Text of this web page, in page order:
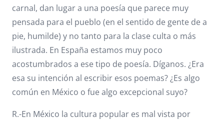
carnal, dan lugar a una poesía que parece muy
pensada para el pueblo (en el sentido de gente de a
pie, humilde) y no tanto para la clase culta o más
ilustrada. En España estamos muy poco
acostumbrados a ese tipo de poesía. Díganos. ¿Era
esa su intención al escribir esos poemas? ¿Es algo
común en México o fue algo excepcional suyo?
R.-En México la cultura popular es mal vista por